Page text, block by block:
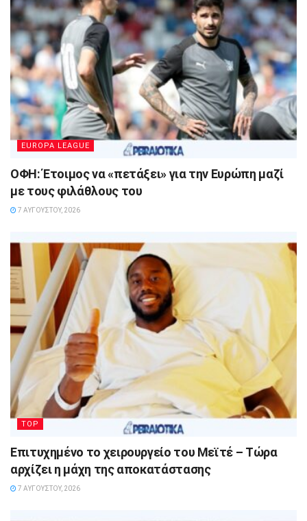
EUROPA LEAGUE
ΟΦΗ: Έτοιμος να «πετάξει» για την Ευρώπη μαζί
με τους φιλάθλους του
7 ΑΥΓΟΎΣΤΟΥ, 2026
TOP
Επιτυχημένο το χειρουργείο του Μεϊτέ – Τώρα
αρχίζει η μάχη της αποκατάστασης
7 ΑΥΓΟΎΣΤΟΥ, 2026